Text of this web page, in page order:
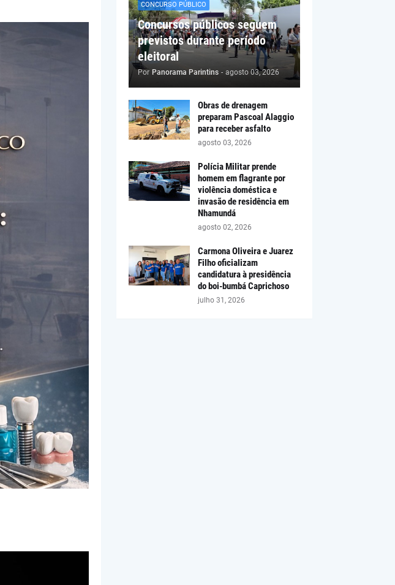
CONCURSO PÚBLICO
Concursos públicos seguem
previstos durante período
eleitoral
Por Panorama Parintins - agosto 03, 2026
Obras de drenagem
preparam Pascoal Alaggio
para receber asfalto
agosto 03, 2026
Polícia Militar prende
homem em flagrante por
violência doméstica e
invasão de residência em
Nhamundá
agosto 02, 2026
Carmona Oliveira e Juarez
Filho oficializam
candidatura à presidência
do boi-bumbá Caprichoso
julho 31, 2026